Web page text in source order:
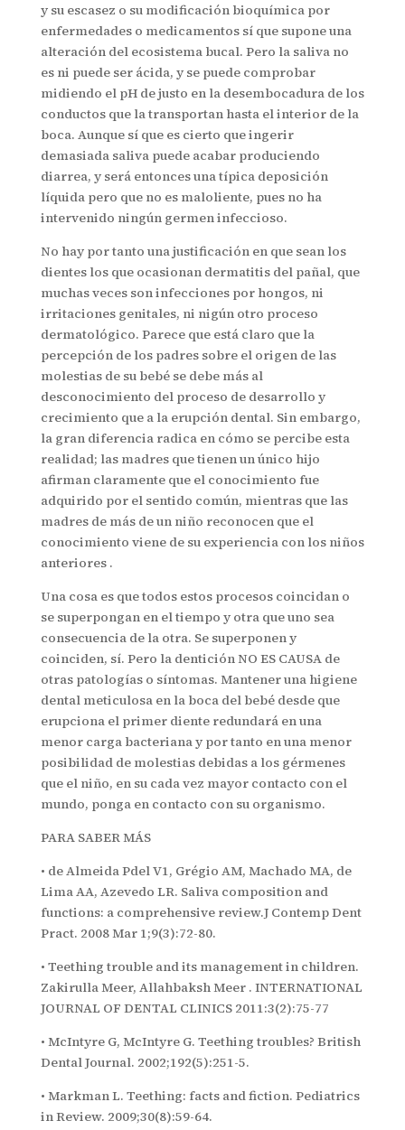
y su escasez o su modificación bioquímica por
enfermedades o medicamentos sí que supone una
alteración del ecosistema bucal. Pero la saliva no
es ni puede ser ácida, y se puede comprobar
midiendo el pH de justo en la desembocadura de los
conductos que la transportan hasta el interior de la
boca. Aunque sí que es cierto que ingerir
demasiada saliva puede acabar produciendo
diarrea, y será entonces una típica deposición
líquida pero que no es maloliente, pues no ha
intervenido ningún germen infeccioso.
No hay por tanto una justificación en que sean los
dientes los que ocasionan dermatitis del pañal, que
muchas veces son infecciones por hongos, ni
irritaciones genitales, ni nigún otro proceso
dermatológico. Parece que está claro que la
percepción de los padres sobre el origen de las
molestias de su bebé se debe más al
desconocimiento del proceso de desarrollo y
crecimiento que a la erupción dental. Sin embargo,
la gran diferencia radica en cómo se percibe esta
realidad; las madres que tienen un único hijo
afirman claramente que el conocimiento fue
adquirido por el sentido común, mientras que las
madres de más de un niño reconocen que el
conocimiento viene de su experiencia con los niños
anteriores .
Una cosa es que todos estos procesos coincidan o
se superpongan en el tiempo y otra que uno sea
consecuencia de la otra. Se superponen y
coinciden, sí. Pero la dentición NO ES CAUSA de
otras patologías o síntomas. Mantener una higiene
dental meticulosa en la boca del bebé desde que
erupciona el primer diente redundará en una
menor carga bacteriana y por tanto en una menor
posibilidad de molestias debidas a los gérmenes
que el niño, en su cada vez mayor contacto con el
mundo, ponga en contacto con su organismo.
PARA SABER MÁS
• de Almeida Pdel V1, Grégio AM, Machado MA, de
Lima AA, Azevedo LR. Saliva composition and
functions: a comprehensive review.J Contemp Dent
Pract. 2008 Mar 1;9(3):72-80.
• Teething trouble and its management in children.
Zakirulla Meer, Allahbaksh Meer . INTERNATIONAL
JOURNAL OF DENTAL CLINICS 2011:3(2):75-77
• McIntyre G, McIntyre G. Teething troubles? British
Dental Journal. 2002;192(5):251-5.
• Markman L. Teething: facts and fiction. Pediatrics
in Review. 2009;30(8):59-64.